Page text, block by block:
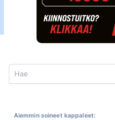
Search
Aiemmin soineet kappaleet: